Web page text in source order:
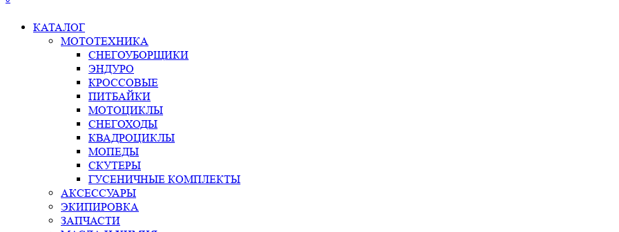
КАТАЛОГ
МОТОТЕХНИКА
СНЕГОУБОРЩИКИ
ЭНДУРО
КРОССОВЫЕ
ПИТБАЙКИ
МОТОЦИКЛЫ
СНЕГОХОДЫ
КВАДРОЦИКЛЫ
МОПЕДЫ
СКУТЕРЫ
ГУСЕНИЧНЫЕ КОМПЛЕКТЫ
АКСЕССУАРЫ
ЭКИПИРОВКА
ЗАПЧАСТИ